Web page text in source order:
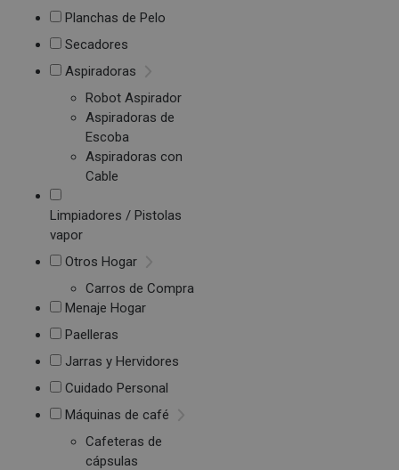
Planchas de Pelo
Secadores
Aspiradoras
Robot Aspirador
Aspiradoras de
Escoba
Aspiradoras con
Cable
Limpiadores / Pistolas
vapor
Otros Hogar
Carros de Compra
Menaje Hogar
Paelleras
Jarras y Hervidores
Cuidado Personal
Máquinas de café
Cafeteras de
cápsulas